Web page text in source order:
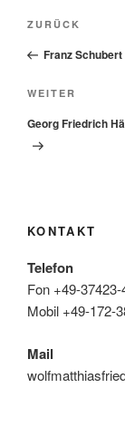
Vorheriger
Beitrag
ZURÜCK
Franz
Nächster
Beitrag
WEITER
Georg Friedrich
KONTAKT
Telefon
Fon +49-
Mobil +49-172-
Mail